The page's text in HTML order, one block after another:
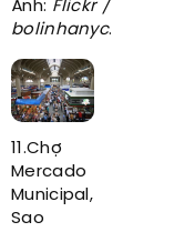
Ảnh: Flickr /
bolinhanyc.
11.Chợ
Mercado
Municipal,
Sao